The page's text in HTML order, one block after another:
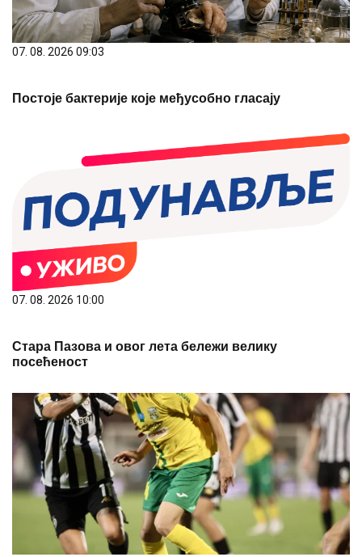
07. 08. 2026 09:03
Постоје бактерије које међусобно гласају
07. 08. 2026 10:00
Стара Пазова и овог лета бележи велику
посећеност